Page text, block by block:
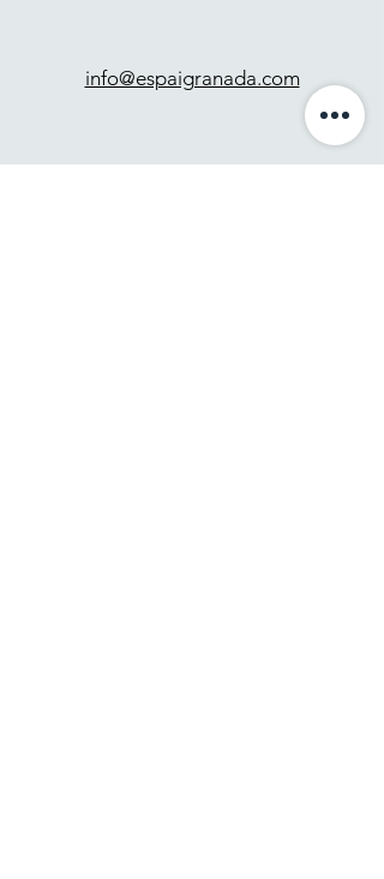
info@espaigranada.com